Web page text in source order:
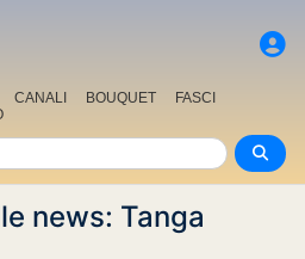
CANALI BOUQUET
FASCI
news: Tanga